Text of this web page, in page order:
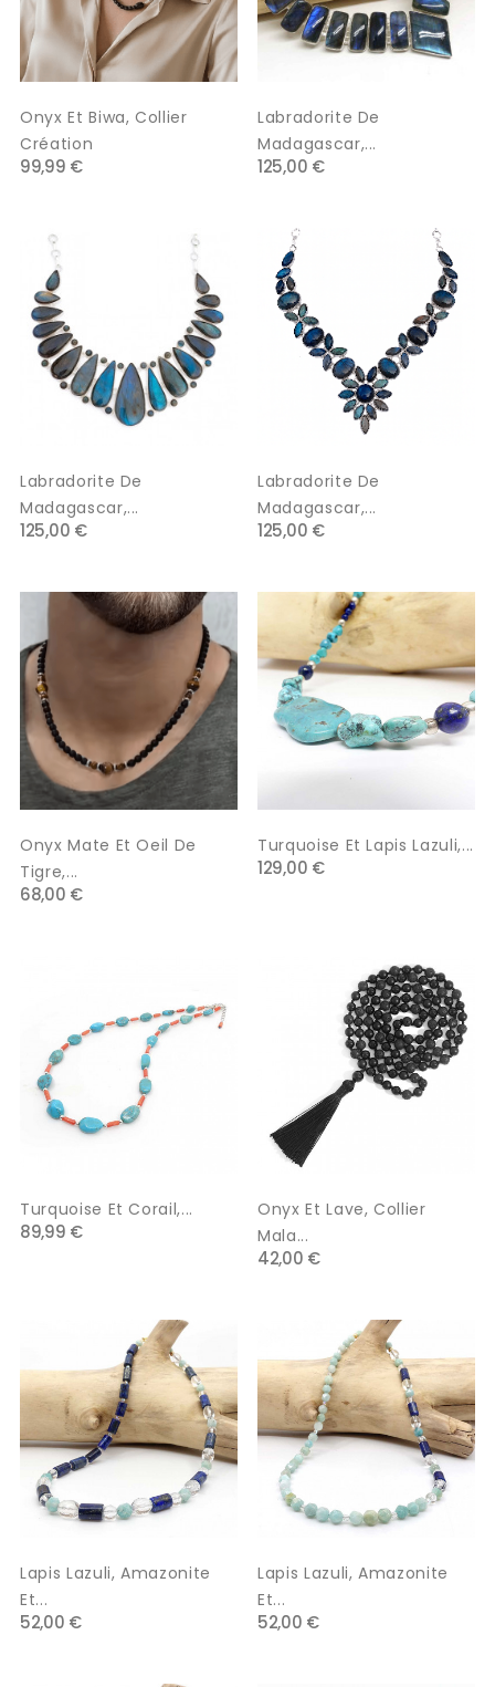
Onyx Et Biwa, Collier
Création
99,99 €
Labradorite De
Madagascar,...
125,00 €
Labradorite De
Madagascar,...
125,00 €
Labradorite De
Madagascar,...
125,00 €
Onyx Mate Et Oeil De
Tigre,...
68,00 €
Turquoise Et Lapis Lazuli,...
129,00 €
Turquoise Et Corail,...
89,99 €
Onyx Et Lave, Collier
Mala...
42,00 €
Lapis Lazuli, Amazonite
Et...
52,00 €
Lapis Lazuli, Amazonite
Et...
52,00 €